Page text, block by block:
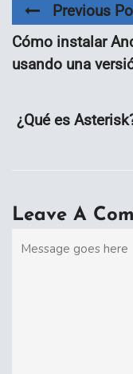
Previous
Cómo instalar
usando una
¿Qué es
Leave A